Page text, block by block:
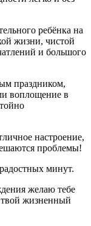
ребёнка на
жизни, чистой
и большого
праздником,
воплощение в
настроение,
проблемы!
минут.
желаю тебе
жизненный